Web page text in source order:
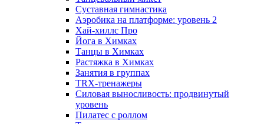
Суставная гимнастика
Аэробика на платформе: уровень 2
Хай-хиллс Про
Йога в Химках
Танцы в Химках
Растяжка в Химках
Занятия в группах
TRX-тренажеры
Силовая выносливость: продвинутый
уровень
Пилатес с роллом